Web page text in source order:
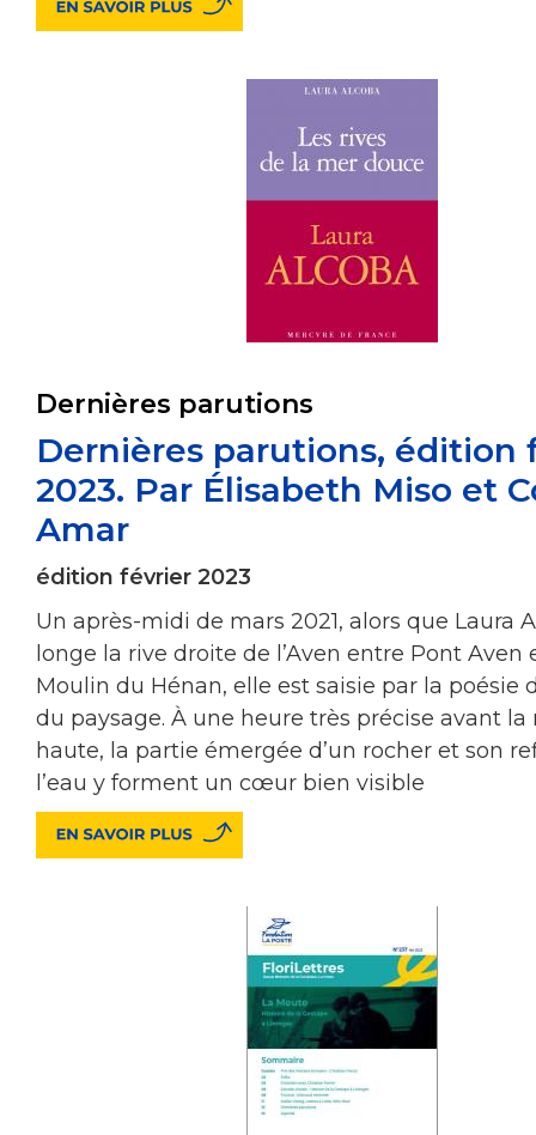
Dernières parutions
Dernières parutions, édition
2023. Par Élisabeth Miso et
Amar
édition février 2023
Un après-midi de mars 2021, alors que Laura
longe la rive droite de l’Aven entre Pont Aven
Moulin du Hénan, elle est saisie par la poésie
du paysage. À une heure très précise avant la
haute, la partie émergée d’un rocher et son
l’eau y forment un cœur bien visible